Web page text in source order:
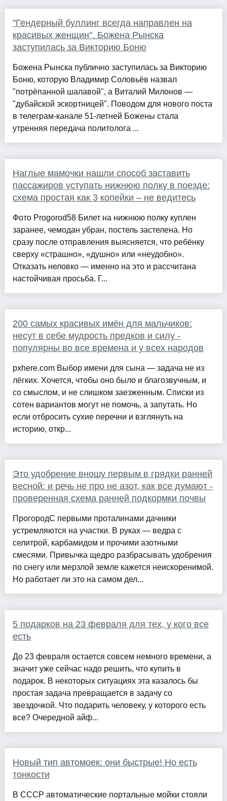
"Гендерный буллинг всегда направлен на
красивых женщин". Божена Рынска
заступилась за Викторию Боню
Божена Рынска публично заступилась за Викторию
Боню, которую Владимир Соловьёв назвал
"потрёпанной шалавой", а Виталий Милонов —
"дубайской эскортницей". Поводом для нового поста
в телеграм-канале 51-летней Божены стала
утренняя передача политолога ...
Наглые мамочки нашли способ заставить
пассажиров уступать нижнюю полку в поезде:
схема простая как 3 копейки – не ведитесь
Фото Progorod58 Билет на нижнюю полку куплен
заранее, чемодан убран, постель застелена. Но
сразу после отправления выясняется, что ребёнку
сверху «страшно», «душно» или «неудобно».
Отказать неловко — именно на это и рассчитана
настойчивая просьба. Г...
200 самых красивых имён для мальчиков:
несут в себе мудрость предков и силу -
популярны во все времена и у всех народов
pxhere.com Выбор имени для сына — задача не из
лёгких. Хочется, чтобы оно было и благозвучным, и
со смыслом, и не слишком заезженным. Списки из
сотен вариантов могут не помочь, а запутать. Но
если отбросить сухие перечни и взглянуть на
историю, откр...
Это удобрение вношу первым в грядки ранней
весной: и речь не про не азот, как все думают -
проверенная схема ранней подкормки почвы
ПрогородС первыми проталинами дачники
устремляются на участки. В руках — ведра с
селитрой, карбамидом и прочими азотными
смесями. Привычка щедро разбрасывать удобрения
по снегу или мерзлой земле кажется неискоренимой.
Но работает ли это на самом дел...
5 подарков на 23 февраля для тех, у кого все
есть
До 23 февраля остается совсем немного времени, а
значит уже сейчас надо решить, что купить в
подарок. В некоторых ситуациях эта казалось бы
простая задача превращается в задачу со
звездочкой. Что подарить человеку, у которого есть
все? Очередной айф...
Новый тип автомоек: они быстрые! Но есть
тонкости
В СССР автоматические портальные мойки стояли